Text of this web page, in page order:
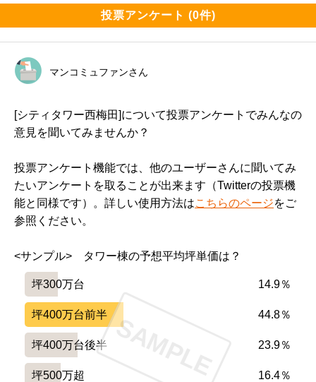
投票アンケート (0件)
マンコミュファンさん
[シティタワー西梅田]について投票アンケートでみんなの
意見を聞いてみませんか？
投票アンケート機能では、他のユーザーさんに聞いてみ
たいアンケートを取ることが出来ます（Twitterの投票機
能と同様です）。詳しい使用方法はこちらのページをご
参照ください。
<サンプル>　タワー棟の予想平均坪単価は？
坪300万台 14.9％
坪400万台前半 44.8％
坪400万台後半 23.9％
坪500万超 16.4％
SAMPLE